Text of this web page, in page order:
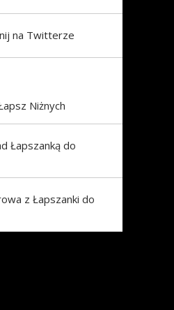
na Twitterze
Niżnych
Łapszanką do
z Łapszanki do